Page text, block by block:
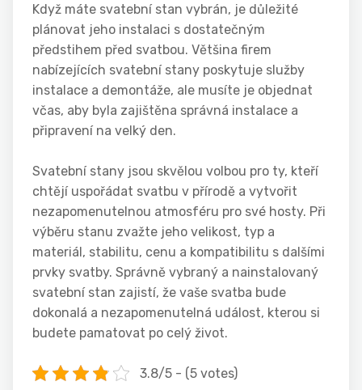
Když máte svatební stan vybrán, je důležité
plánovat jeho instalaci s dostatečným
předstihem před svatbou. Většina firem
nabízejících svatební stany poskytuje služby
instalace a demontáže, ale musíte je objednat
včas, aby byla zajištěna správná instalace a
připravení na velký den.
Svatební stany jsou skvělou volbou pro ty, kteří
chtějí uspořádat svatbu v přírodě a vytvořit
nezapomenutelnou atmosféru pro své hosty. Při
výběru stanu zvažte jeho velikost, typ a
materiál, stabilitu, cenu a kompatibilitu s dalšími
prvky svatby. Správně vybraný a nainstalovaný
svatební stan zajistí, že vaše svatba bude
dokonalá a nezapomenutelná událost, kterou si
budete pamatovat po celý život.
3.8/5 - (5 votes)